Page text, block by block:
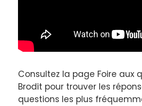
Consultez la page Foire aux
Brodit pour trouver les
questions les plus